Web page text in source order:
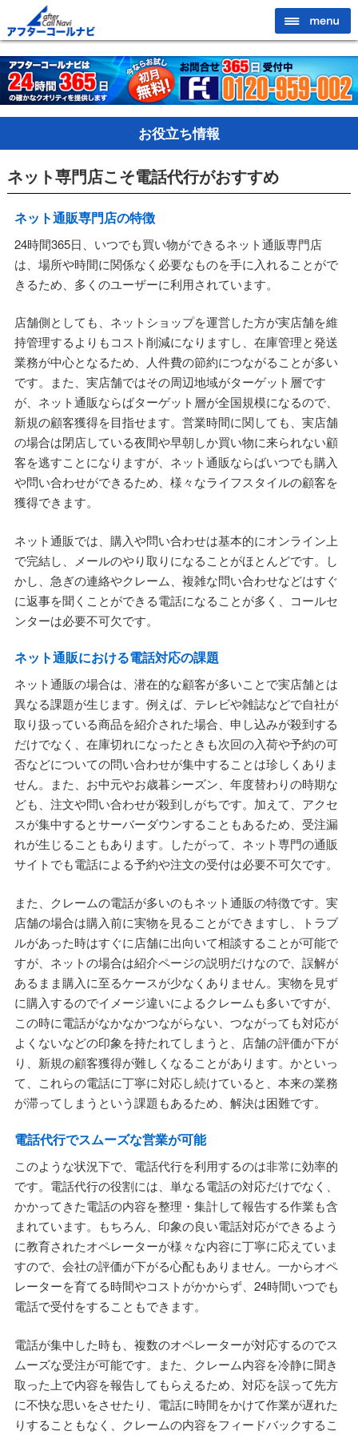
お役立ち情報
ネット専門店こそ電話代行がおすすめ
ネット通販専門店の特徴
24時間365日、いつでも買い物ができるネット通販専門店
は、場所や時間に関係なく必要なものを手に入れることがで
きるため、多くのユーザーに利用されています。
店舗側としても、ネットショップを運営した方が実店舗を維
持管理するよりもコスト削減になりますし、在庫管理と発送
業務が中心となるため、人件費の節約につながることが多い
です。また、実店舗ではその周辺地域がターゲット層です
が、ネット通販ならばターゲット層が全国規模になるので、
新規の顧客獲得を目指せます。営業時間に関しても、実店舗
の場合は閉店している夜間や早朝しか買い物に来られない顧
客を逃すことになりますが、ネット通販ならばいつでも購入
や問い合わせができるため、様々なライフスタイルの顧客を
獲得できます。
ネット通販では、購入や問い合わせは基本的にオンライン上
で完結し、メールのやり取りになることがほとんどです。し
かし、急ぎの連絡やクレーム、複雑な問い合わせなどはすぐ
に返事を聞くことができる電話になることが多く、コールセ
ンターは必要不可欠です。
ネット通販における電話対応の課題
ネット通販の場合は、潜在的な顧客が多いことで実店舗とは
異なる課題が生じます。例えば、テレビや雑誌などで自社が
取り扱っている商品を紹介された場合、申し込みが殺到する
だけでなく、在庫切れになったときも次回の入荷や予約の可
否などについての問い合わせが集中することは珍しくありま
せん。また、お中元やお歳暮シーズン、年度替わりの時期な
ども、注文や問い合わせが殺到しがちです。加えて、アクセ
スが集中するとサーバーダウンすることもあるため、受注漏
れが生じることもあります。したがって、ネット専門の通販
サイトでも電話による予約や注文の受付は必要不可欠です。
また、クレームの電話が多いのもネット通販の特徴です。実
店舗の場合は購入前に実物を見ることができますし、トラブ
ルがあった時はすぐに店舗に出向いて相談することが可能で
すが、ネットの場合は紹介ページの説明だけなので、誤解が
あるまま購入に至るケースが少なくありません。実物を見ず
に購入するのでイメージ違いによるクレームも多いですが、
この時に電話がなかなかつながらない、つながっても対応が
よくないなどの印象を持たれてしまうと、店舗の評価が下が
り、新規の顧客獲得が難しくなることがあります。かといっ
て、これらの電話に丁寧に対応し続けていると、本来の業務
が滞ってしまうという課題もあるため、解決は困難です。
電話代行でスムーズな営業が可能
このような状況下で、電話代行を利用するのは非常に効率的
です。電話代行の役割には、単なる電話の対応だけでなく、
かかってきた電話の内容を整理・集計して報告する作業も含
まれています。もちろん、印象の良い電話対応ができるよう
に教育されたオペレーターが様々な内容に丁寧に応えていま
すので、会社の評価が下がる心配もありません。一からオペ
レーターを育てる時間やコストがかからず、24時間いつでも
電話で受付をすることもできます。
電話が集中した時も、複数のオペレーターが対応するのでス
ムーズな受注が可能です。また、クレーム内容を冷静に聞き
取った上で内容を報告してもらえるため、対応を誤って先方
に不快な思いをさせたり、電話に時間をかけて作業が遅れた
りすることもなく、クレームの内容をフィードバックするこ